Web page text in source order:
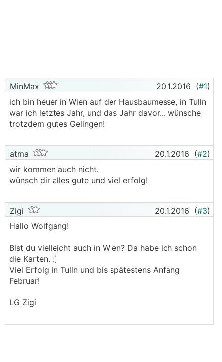
MinMax 20.1.2016 (#1)
ich bin heuer in Wien auf der Hausbaumesse, in Tulln
war ich letztes Jahr, und das Jahr davor... wünsche
trotzdem gutes Gelingen!
atma 20.1.2016 (#2)
wir kommen auch nicht.
wünsch dir alles gute und viel erfolg!
Zigi 20.1.2016 (#3)
Hallo Wolfgang!
Bist du vielleicht auch in Wien? Da habe ich schon
die Karten. :)
Viel Erfolg in Tulln und bis spätestens Anfang
Februar!
LG Zigi